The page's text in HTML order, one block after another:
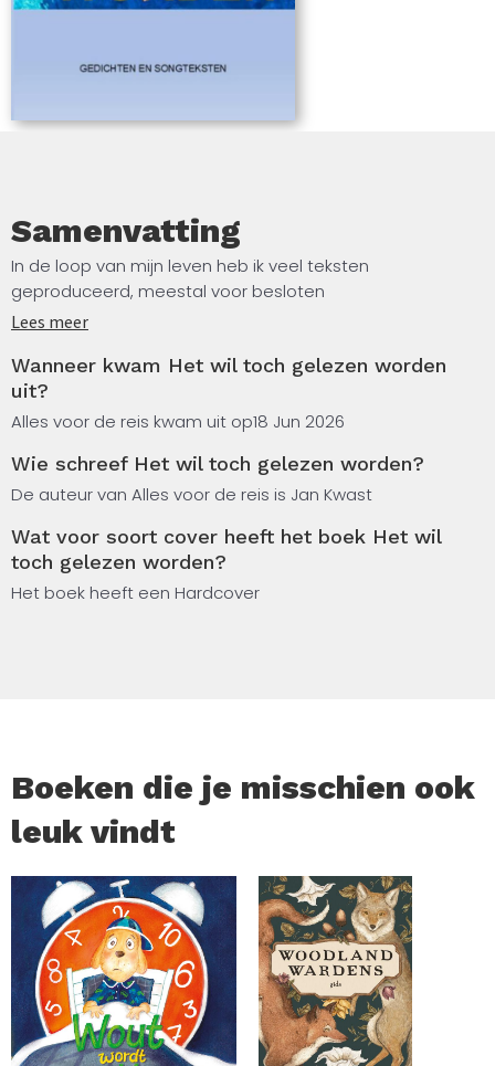
Samenvatting
In de loop van mijn leven heb ik veel teksten
geproduceerd, meestal voor besloten
cabaretvoorstellingen. Van de gedichten zijn een aantal
boek, Krantjuweel, en Geen Dag Zonder Gedicht), maar
de andere hield ik voor mezelf.
notities, ideeën? Die vraag is alleen op te lossen door ze
te laten lezen. Daarom heb ik besloten ze toch te
De bundel bevat ook een aantal plezierdichten en
(Engelse) songteksten.
Lees meer
Wanneer kwam Het wil toch gelezen worden
uit?
Alles voor de reis kwam uit op18 Jun 2026
Wie schreef Het wil toch gelezen worden?
De auteur van Alles voor de reis is Jan Kwast
Wat voor soort cover heeft het boek Het wil
toch gelezen worden?
Het boek heeft een Hardcover
Boeken die je misschien ook
leuk vindt